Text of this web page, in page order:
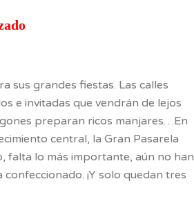
sus grandes fiestas. Las calles
e invitadas que vendrán de lejos
preparan ricos manjares…En
central, la Gran Pasarela
falta lo más importante, aún no han
¡Y solo quedan tres